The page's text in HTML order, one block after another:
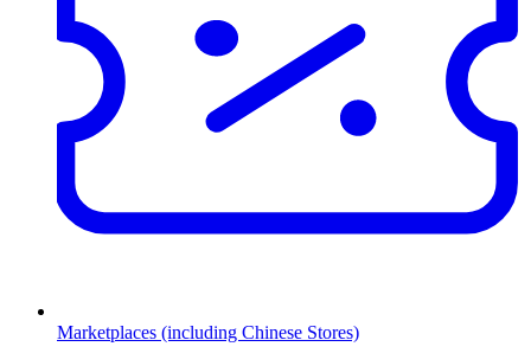
Marketplaces (including Chinese Stores)